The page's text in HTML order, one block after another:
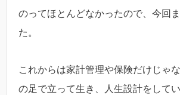
のってほとんどなかったので、今回
た。
これからは家計管理や保険だけじゃ
の足で立って生き、人生設計をして